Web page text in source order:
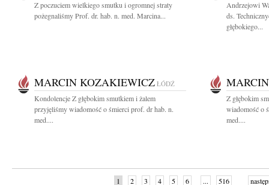
Z poczuciem wielkiego smutku i ogromnej straty
pożegnaliśmy Prof. dr. hab. n. med. Marcina...
Andrzejowi
ds.
głębokiego...
MARCIN KOZAKIEWICZ ŁÓDŹ
Kondolencje Z głębokim smutkiem i żalem
przyjęliśmy wiadomość o śmierci prof. dr hab. n.
med....
Z głębokim
wiadomość o
med....
1 2 3 4 5 6 ... 516